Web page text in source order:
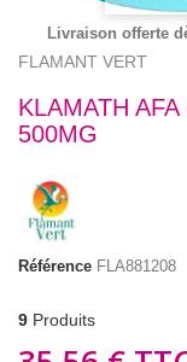
Livraison offerte
FLAMANT VERT
KLAMATH
500MG
Référence FLA881208
9 Produits